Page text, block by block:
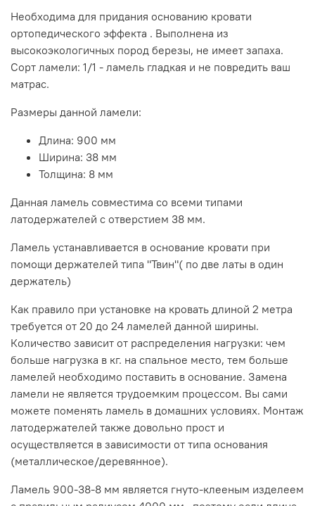
Ламель 900-38-8 мм полностью соответствует ГОСТу
21178-2006
Необходима для придания основанию кровати
ортопедического эффекта . Выполнена из
высокоэкологичных пород березы, не имеет запаха.
Сорт ламели: 1/1 - ламель гладкая и не повредить ваш
матрас.
Размеры данной ламели:
Длина: 900 мм
Ширина: 38 мм
Толщина: 8 мм
Данная ламель совместима со всеми типами
латодержателей с отверстием 38 мм.
Ламель устанавливается в основание кровати при
помощи держателей типа "Твин"( по две латы в один
держатель)
Как правило при установке на кровать длиной 2 метра
требуется от 20 до 24 ламелей данной ширины.
Количество зависит от распределения нагрузки: чем
больше нагрузка в кг. на спальное место, тем больше
ламелей необходимо поставить в основание. Замена
ламели не является трудоемким процессом. Вы сами
можете поменять ламель в домашних условиях. Монтаж
латодержателей также довольно прост и
осуществляется в зависимости от типа основания
(металлическое/деревянное).
Ламель 900-38-8 мм является гнуто-клееным изделеем